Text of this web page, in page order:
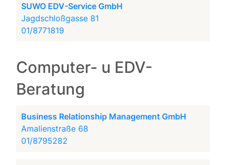
SUWO EDV-Service GmbH
Jagdschloßgasse 81
01/8771819
Computer- u EDV-
Beratung
Business Relationship Management GmbH
Amalienstraße 68
01/8795282